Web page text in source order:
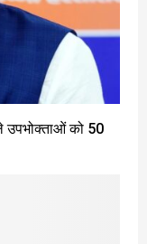
उपभोक्ताओं को 50